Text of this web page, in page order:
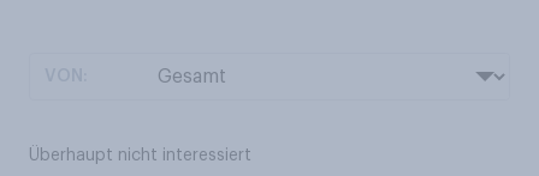
Überhaupt nicht interessiert